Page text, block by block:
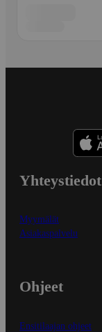
Yhteystiedot
Myymälät
Asiakaspalvelu
Ohjeet
Ensitilaajan ohjeet